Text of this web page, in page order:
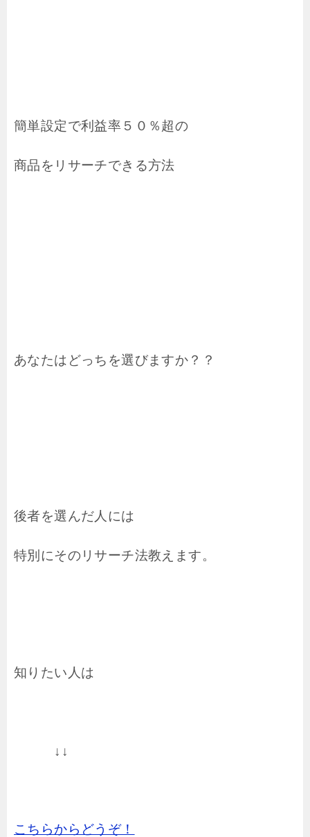
簡単設定で利益率５０％超の
商品をリサーチできる方法
あなたはどっちを選びますか？？
後者を選んだ人には
特別にそのリサーチ法教えます。
知りたい人は
↓↓
こちらからどうぞ！